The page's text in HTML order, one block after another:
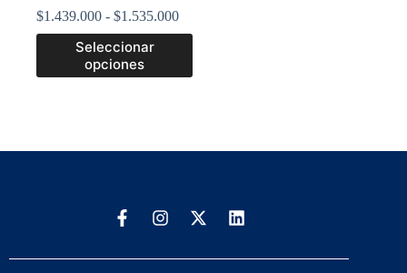
$1.439.000 - $1.535.000
Seleccionar
opciones